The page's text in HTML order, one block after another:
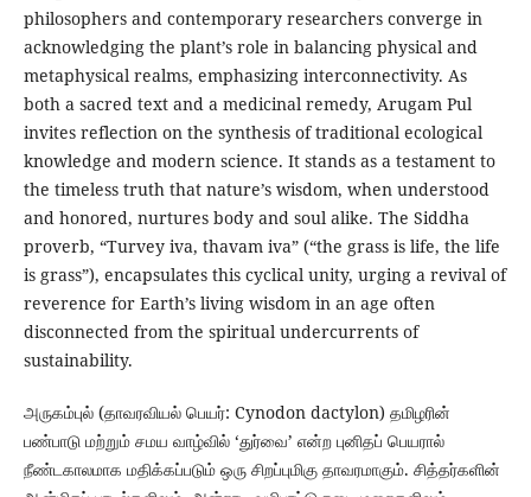
philosophers and contemporary researchers converge in
acknowledging the plant’s role in balancing physical and
metaphysical realms, emphasizing interconnectivity. As
both a sacred text and a medicinal remedy, Arugam Pul
invites reflection on the synthesis of traditional ecological
knowledge and modern science. It stands as a testament to
the timeless truth that nature’s wisdom, when understood
and honored, nurtures body and soul alike. The Siddha
proverb, “Turvey iva, thavam iva” (“the grass is life, the life
is grass”), encapsulates this cyclical unity, urging a revival of
reverence for Earth’s living wisdom in an age often
disconnected from the spiritual undercurrents of
sustainability.
அருகம்புல் (தாவரவியல் பெயர்: Cynodon dactylon) தமிழரின்
பண்பாடு மற்றும் சமய வாழ்வில் ‘துர்வை’ என்ற புனிதப் பெயரால்
நீண்டகாலமாக மதிக்கப்படும் ஒரு சிறப்புமிகு தாவரமாகும். சித்தர்களின்